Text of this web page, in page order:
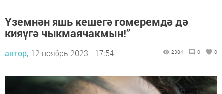
Үземнән яшь кешегә гомеремдә дә
кияүгә чыкмаячакмын!”
автор, 12 ноябрь 2023 - 17:54 2384 0 0